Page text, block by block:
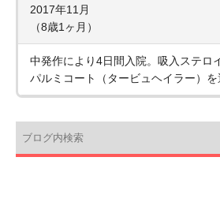
2017年11月
（8歳1ヶ月）
中発作により4日間入院。吸入ステロ
パルミコート（タービュヘイラー）を